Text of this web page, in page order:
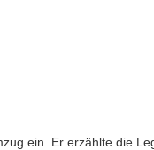
ein. Er erzählte die